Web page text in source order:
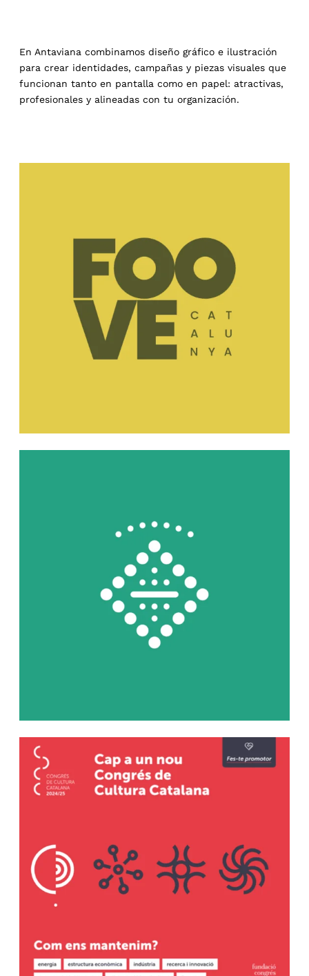
En Antaviana combinamos diseño gráfico e ilustración
para crear identidades, campañas y piezas visuales que
funcionan tanto en pantalla como en papel: atractivas,
profesionales y alineadas con tu organización.